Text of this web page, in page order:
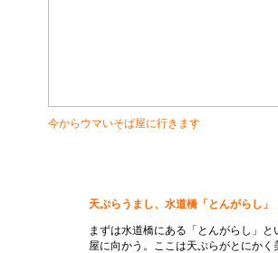
今からウマいそば屋に行きます
天ぷらうまし、水道橋「とんがらし」
まずは水道橋にある「とんがらし」と
屋に向かう。ここは天ぷらがとにかく